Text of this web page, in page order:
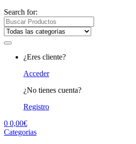
Search for:
¿Eres cliente?
Acceder
¿No tienes cuenta?
Registro
0 0,00€
Categorias